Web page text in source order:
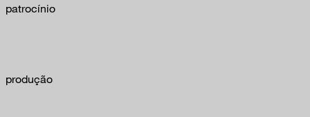
patrocínio
produção